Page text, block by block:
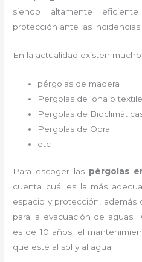
siendo altamente
protección ante las incidencias
En la actualidad existen
pérgolas de madera
Pergolas de lona o
Pergolas de
Pergolas de Obra
etc
Para escoger las pérgolas
cuenta cuál es la más
espacio y protección, además
para la evacuación de aguas.
es de 10 años; el
que esté al sol y al agua.